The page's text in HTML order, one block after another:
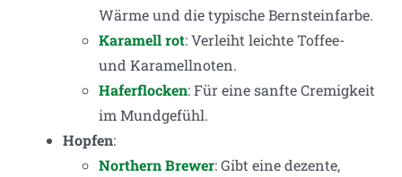
Wärme und die typische Bernsteinfarbe.
Karamell rot: Verleiht leichte Toffee-
und Karamellnoten.
Haferflocken: Für eine sanfte Cremigkeit
im Mundgefühl.
Hopfen:
Northern Brewer: Gibt eine dezente,